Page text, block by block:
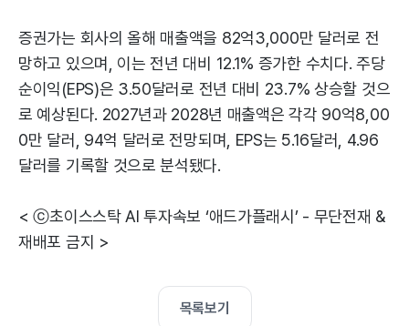
증권가는 회사의 올해 매출액을 82억3,000만 달러로 전
망하고 있으며, 이는 전년 대비 12.1% 증가한 수치다. 주당
순이익(EPS)은 3.50달러로 전년 대비 23.7% 상승할 것으
로 예상된다. 2027년과 2028년 매출액은 각각 90억8,00
0만 달러, 94억 달러로 전망되며, EPS는 5.16달러, 4.96
달러를 기록할 것으로 분석됐다.
< ⓒ초이스스탁 AI 투자속보 ‘애드가플래시’ - 무단전재 &
재배포 금지 >
목록보기